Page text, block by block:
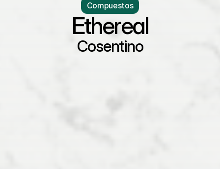
Compuestos
Ethereal
Cosentino